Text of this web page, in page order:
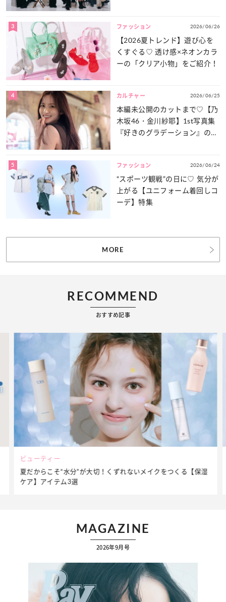
3 ファッション 2026/06/26
【2026夏トレンド】遊び心を
くすぐる♡ 透け感×ネオンカラ
ーの「クリア小物」をご紹介！
4 カルチャー 2026/06/25
本編未公開のカットまで♡【乃
木坂46・金川紗耶】1st写真集
『好きのグラデーション』の魅
5 ファッション 2026/06/24
“スポーツ観戦”の日に♡ 気分が
上がる【ユニフォーム着回しコ
ーデ】特集
MORE
RECOMMEND
おすすめ記事
ビューティー
夏だからこそ“水分”が大切！くずれないメイクをつくる【保湿
ケア】アイテム3選
MAGAZINE
2026年9月号